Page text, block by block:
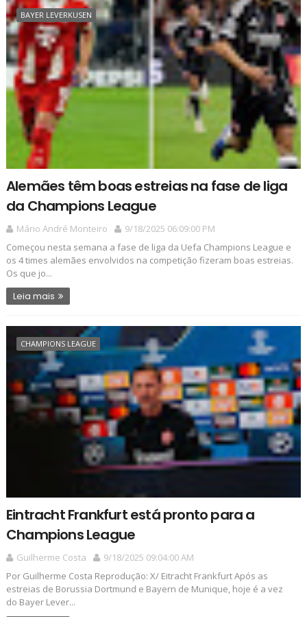
BAYER LEVERKUSEN
Alemães têm boas estreias na fase de liga
da Champions League
Mário André Monteiro
9/18/2025 06:09:00 PM
Começou nesta semana a fase de liga da Uefa Champions League e
os 4 times alemães envolvidos na competição fizeram boas estreias.
Os que jo...
Leia mais
CHAMPIONS LEAGUE
Eintracht Frankfurt está pronto para a
Champions League
Guilherme Costa
9/18/2025 09:04:00 AM
Por Guilherme Costa Reprodução: X/ Eitracht Frankfurt Após as
estreias de Borussia Dortmund e Bayern de Munique, hoje é a vez
do Bayer Lever...